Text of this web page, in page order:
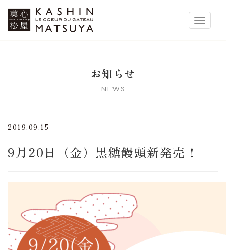
お知らせ
NEWS
2019.09.15
9月20日（金）黒糖饅頭新発売！